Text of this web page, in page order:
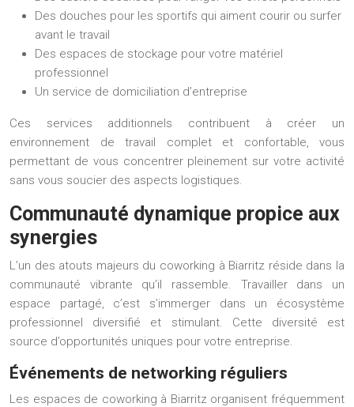
Des douches pour les sportifs qui aiment courir ou surfer
avant le travail
Des espaces de stockage pour votre matériel
professionnel
Un service de domiciliation d’entreprise
Ces services additionnels contribuent à créer un
environnement de travail complet et confortable, vous
permettant de vous concentrer pleinement sur votre activité
sans vous soucier des aspects logistiques.
Communauté dynamique propice aux
synergies
L’un des atouts majeurs du coworking à Biarritz réside dans la
communauté vibrante qu’il rassemble. Travailler dans un
espace partagé, c’est s’immerger dans un écosystème
professionnel diversifié et stimulant. Cette diversité est
source d’opportunités uniques pour votre entreprise.
Événements de networking réguliers
Les espaces de coworking à Biarritz organisent fréquemment